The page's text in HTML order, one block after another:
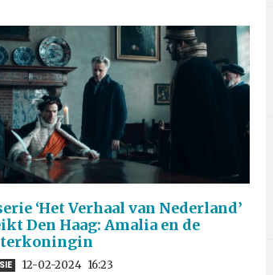
‘Het Verhaal van Nederland’
Den Haag: Amalia en de
12-02-2024 16:23